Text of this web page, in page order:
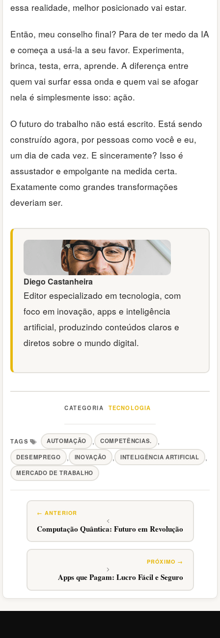
essa realidade, melhor posicionado vai estar.
Então, meu conselho final? Para de ter medo da IA
e começa a usá-la a seu favor. Experimenta,
brinca, testa, erra, aprende. A diferença entre
quem vai surfar essa onda e quem vai se afogar
nela é simplesmente isso: ação.
O futuro do trabalho não está escrito. Está sendo
construído agora, por pessoas como você e eu,
um dia de cada vez. E sinceramente? Isso é
assustador e empolgante na medida certa.
Exatamente como grandes transformações
deveriam ser.
Diego Castanheira
Editor especializado em tecnologia, com
foco em inovação, apps e inteligência
artificial, produzindo conteúdos claros e
diretos sobre o mundo digital.
Categorias TECNOLOGIA
Tags
AUTOMAÇÃO , COMPETÊNCIAS. ,
DESEMPREGO , INOVAÇÃO , INTELIGÊNCIA ARTIFICIAL ,
MERCADO DE TRABALHO
Computação Quântica: Futuro em Revolução
Apps que Pagam: Lucro Fácil e Seguro